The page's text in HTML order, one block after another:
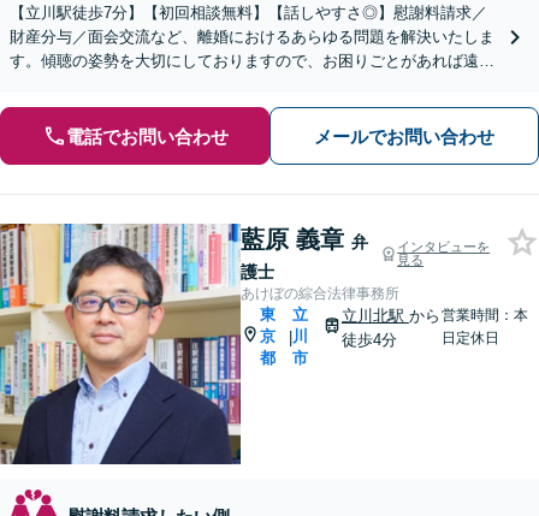
【立川駅徒歩7分】【初回相談無料】【話しやすさ◎】慰謝料請求／
財産分与／面会交流など、離婚におけるあらゆる問題を解決いたしま
す。傾聴の姿勢を大切にしておりますので、お困りごとがあれば遠慮
電話でお問い合わせ メールでお問い合わせ
藍原 義章 弁
護士
インタビューを
見る
あけぼの綜合法律事務所
東
京
都
|
立
川
市
立川北駅 から
徒歩4分
営業時間：本
日定休日